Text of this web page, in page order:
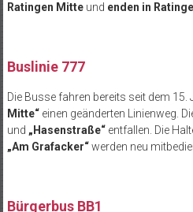
Ratingen Mitteund enden in
Buslinie 777
Die Busse fahren bereits seit dem 15.
Mitte“einen geänderten Linienweg.
und „Hasenstraße“entfallen. Die
„Am Grafacker“werden neu
Bürgerbus BB1